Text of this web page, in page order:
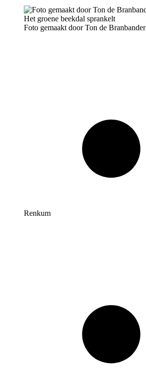
Foto gemaakt door Ton de Branbander
Renkum